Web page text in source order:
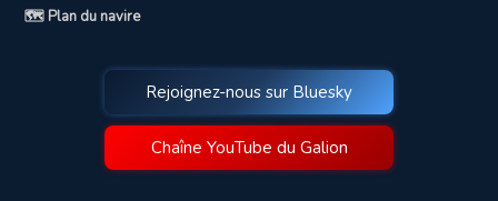
🗺️ Plan du navire
Rejoignez-nous sur Bluesky
Chaîne YouTube du Galion